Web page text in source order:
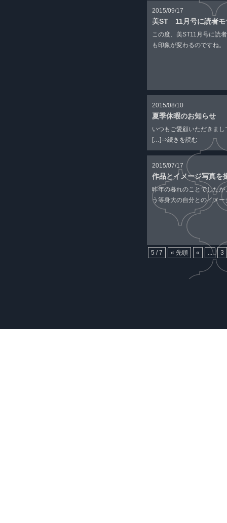
2015/09/17
美ST 11月号に読者モ
この度、美ST11月号に読
も印象が変わるのですね
2015/08/10
夏季休暇のお知らせ
いつもご愛顧いただきま
[…]⇒続きを読む
2015/07/17
作品とイメージ写真を
昨年の暮れのことでした
う等身大の自分とのイメ
5 / 7 « 先頭 « ... 3